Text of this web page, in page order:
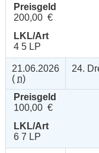
Preisgeld
200,00 €
LKL/Art
4 5 LP
21.06.2026
( n)
24.
Preisgeld
100,00 €
LKL/Art
6 7 LP